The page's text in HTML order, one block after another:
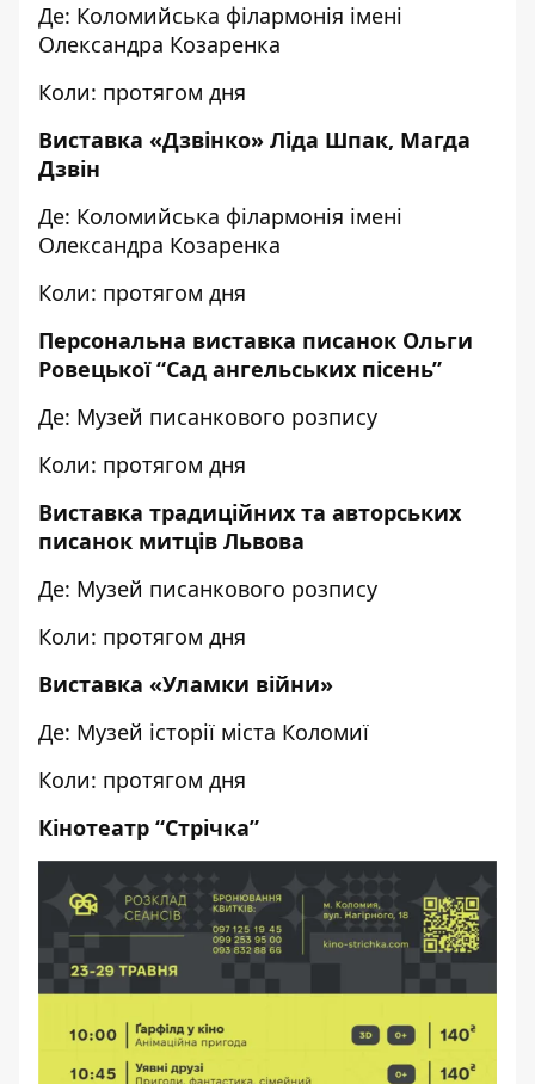
Де: Коломийська філармонія імені
Олександра Козаренка
Коли: протягом дня
Виставка «Дзвінко» Ліда Шпак, Магда
Дзвін
Де: Коломийська філармонія імені
Олександра Козаренка
Коли: протягом дня
Персональна виставка писанок Ольги
Ровецької “Сад ангельських пісень”
Де: Музей писанкового розпису
Коли: протягом дня
Виставка традиційних та авторських
писанок митців Львова
Де: Музей писанкового розпису
Коли: протягом дня
Виставка «Уламки війни»
Де: Музей історії міста Коломиї
Коли: протягом дня
Кінотеатр “Стрічка”